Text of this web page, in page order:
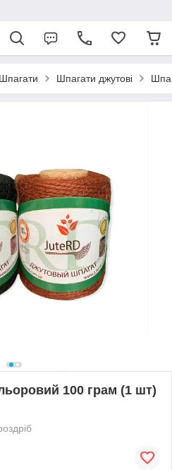
Шпагати Шпагати джутові
100 грам (1 шт)